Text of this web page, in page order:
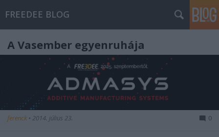
FREEDEE BLOG
A Vasember egyenruhája
ferenck • 2014. július 23. 0